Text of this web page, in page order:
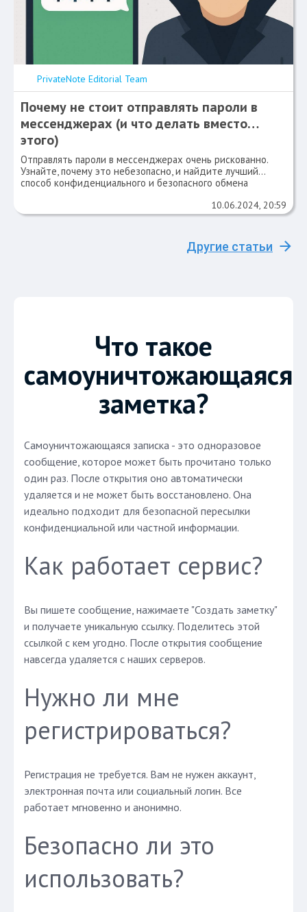
PrivateNote Editorial Team
Почему не стоит отправлять пароли в
мессенджерах (и что делать вместо
этого)
Отправлять пароли в мессенджерах очень рискованно.
Узнайте, почему это небезопасно, и найдите лучший
способ конфиденциального и безопасного обмена
10.06.2024, 20:59
Другие статьи
Что такое
самоуничтожающаяся
заметка?
Самоуничтожающаяся записка - это одноразовое
сообщение, которое может быть прочитано только
один раз. После открытия оно автоматически
удаляется и не может быть восстановлено. Она
идеально подходит для безопасной пересылки
конфиденциальной или частной информации.
Как работает сервис?
Вы пишете сообщение, нажимаете "Создать заметку"
и получаете уникальную ссылку. Поделитесь этой
ссылкой с кем угодно. После открытия сообщение
навсегда удаляется с наших серверов.
Нужно ли мне
регистрироваться?
Регистрация не требуется. Вам не нужен аккаунт,
электронная почта или социальный логин. Все
работает мгновенно и анонимно.
Безопасно ли это
использовать?